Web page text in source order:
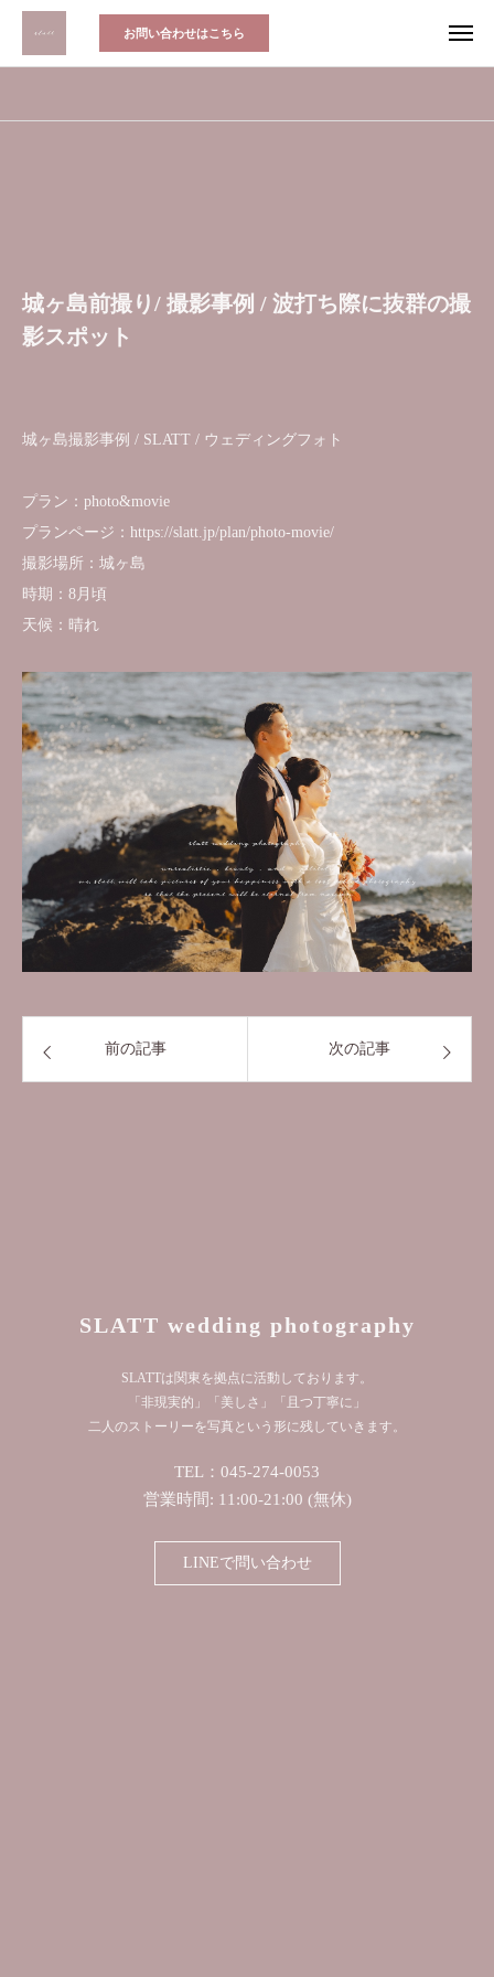
お問い合わせはこちら
城ヶ島前撮り/ 撮影事例 / 波打ち際に抜群の撮
影スポット
城ヶ島撮影事例 / SLATT / ウェディングフォト
プラン：photo&movie
プランページ：https://slatt.jp/plan/photo-movie/
撮影場所：城ヶ島
時期：8月頃
天候：晴れ
前の記事 次の記事
SLATT wedding photography
SLATTは関東を拠点に活動しております。
「非現実的」「美しさ」「且つ丁寧に」
二人のストーリーを写真という形に残していきます。
TEL：045-274-0053
営業時間: 11:00-21:00 (無休)
LINEで問い合わせ